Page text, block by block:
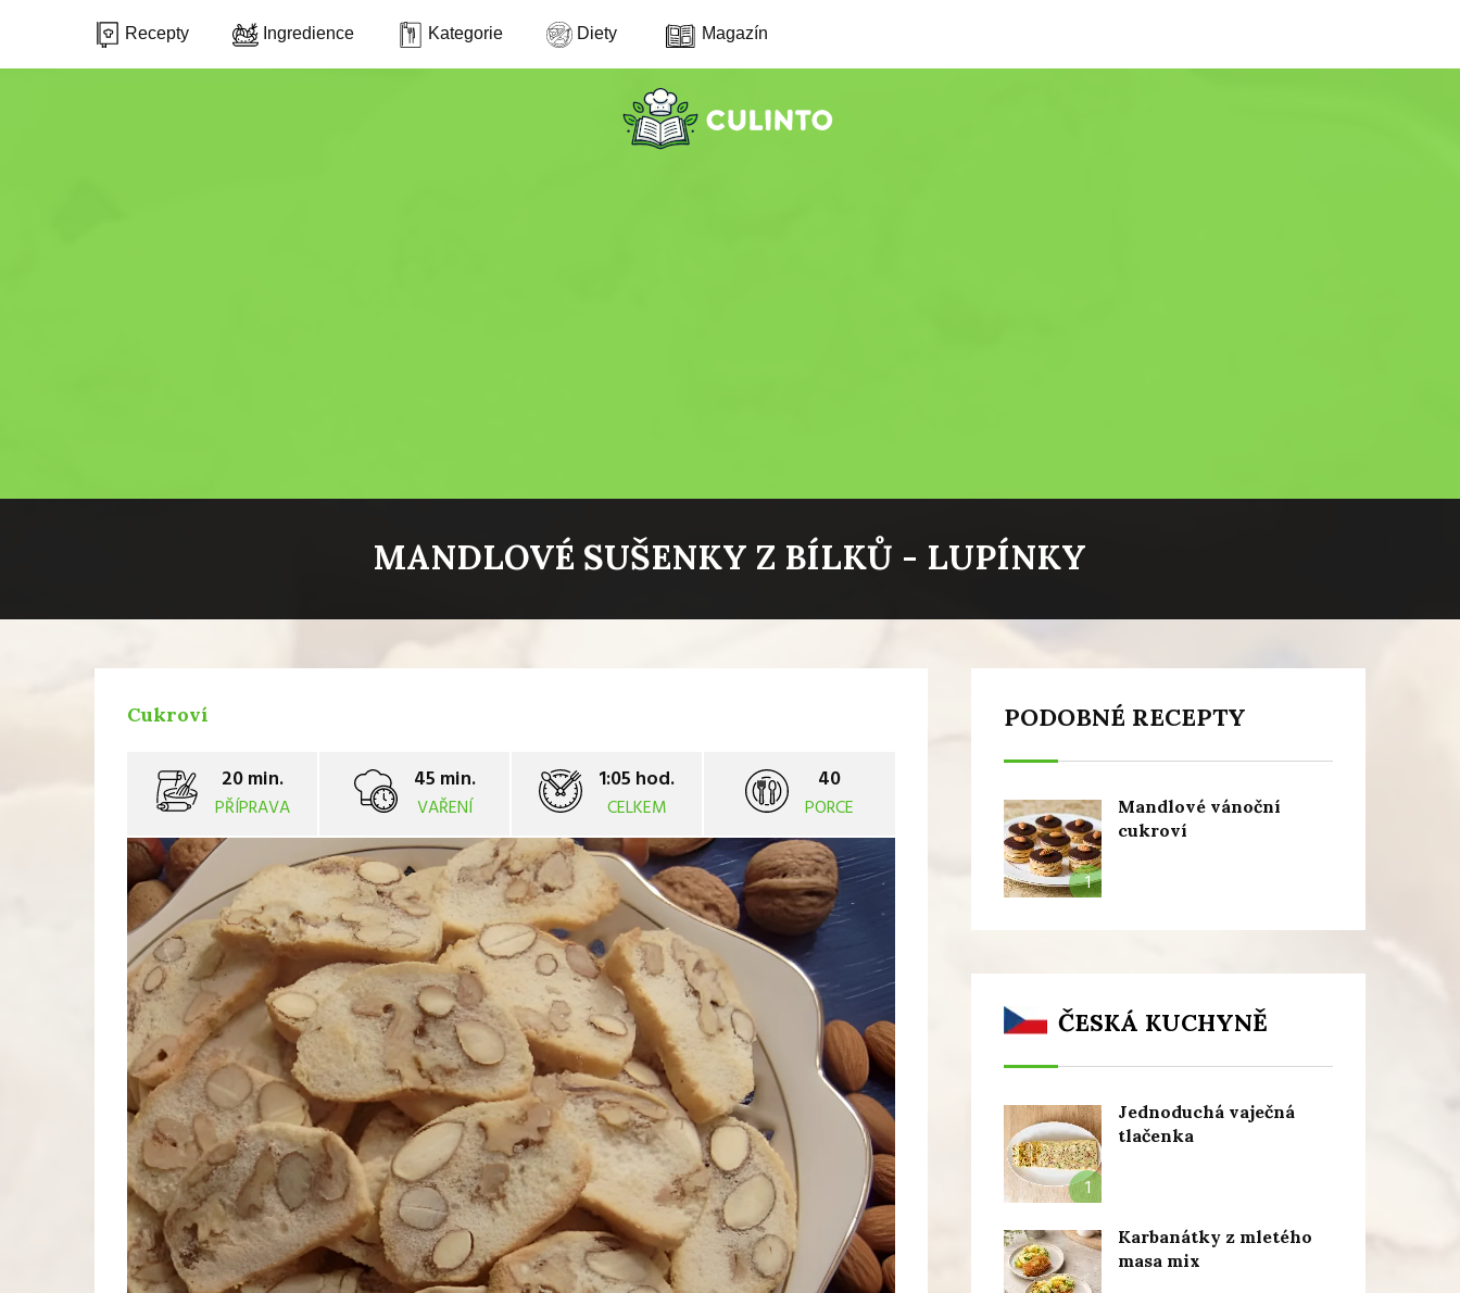
Recepty Ingredience Kategorie Diety Magazín
MANDLOVÉ SUŠENKY Z BÍLKŮ - LUPÍNKY
Cukroví
20 min.
PŘÍPRAVA
45 min.
VAŘENÍ
1:05 hod.
CELKEM
40
PORCE
PODOBNÉ RECEPTY
1
Mandlové vánoční
cukroví
ČESKÁ KUCHYNĚ
1
Jednoduchá vaječná
tlačenka
Karbanátky z mletého
masa mix